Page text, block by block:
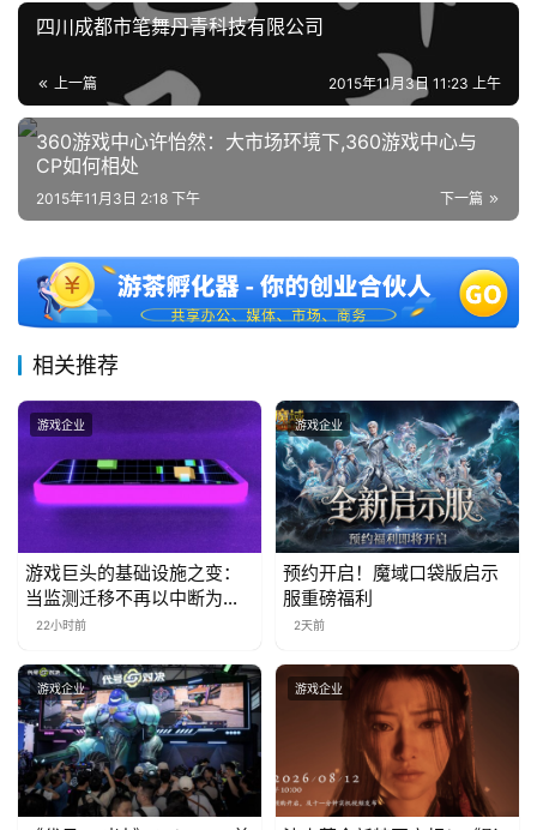
游
2
十
三
茶
奖
7
月
3
日
游
茶
对
四川成都市笔舞丹青科技有限公司
上一篇 2015年11月3日 11:23 上午
360游戏中心许怡然：大市场环境下,360游戏中心与
CP如何相处
下一篇
2015年11月3日 2:18 下午
相关推荐
游戏企业
游戏巨头的基础设施之变：
当监测迁移不再以中断为代
价22小时前
游戏企业
预约开启！魔域口袋版启示
服重磅福利
2天前
游戏企业 游戏企业